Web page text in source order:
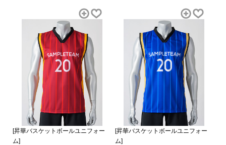
[昇華バスケットボールユニフォー
ム]
[昇華バスケットボールユニフォー
ム]